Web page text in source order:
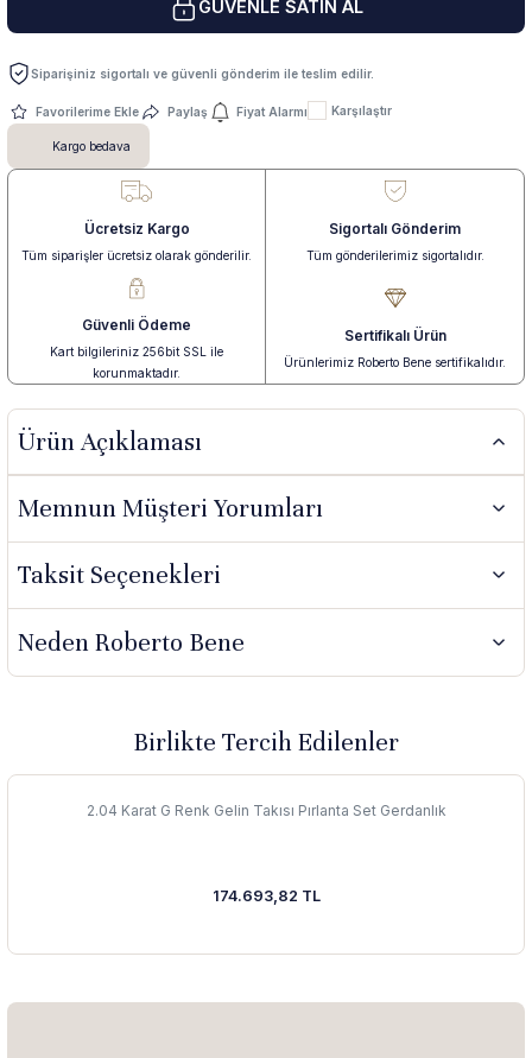
GÜVENLE SATIN AL
Siparişiniz sigortalı ve güvenli gönderim ile teslim edilir.
Paylaş Fiyat Alarmı Karşılaştır
Kargo bedava
Ücretsiz Kargo
Tüm siparişler ücretsiz olarak gönderilir.
Sigortalı Gönderim
Tüm gönderilerimiz sigortalıdır.
Güvenli Ödeme
Kart bilgileriniz 256bit SSL ile
korunmaktadır.
Sertifikalı Ürün
Ürünlerimiz Roberto Bene sertifikalıdır.
Ürün Açıklaması
Memnun Müşteri Yorumları
Taksit Seçenekleri
Neden Roberto Bene
Birlikte Tercih Edilenler
2.04 Karat G Renk Gelin Takısı Pırlanta Set Gerdanlık
174.693,82 TL